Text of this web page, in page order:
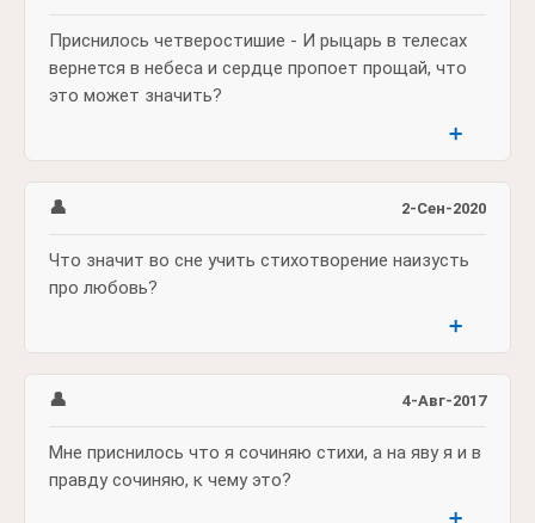
Приснилось четверостишие - И рыцарь в телесах
вернется в небеса и сердце пропоет прощай, что
это может значить?
➕
2-Сен-2020
👤
Что значит во сне учить стихотворение наизусть
про любовь?
➕
4-Авг-2017
👤
Мне приснилось что я сочиняю стихи, а на яву я и в
правду сочиняю, к чему это?
➕